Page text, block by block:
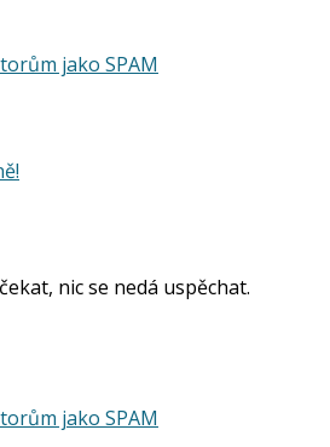
jako SPAM
nic se nedá uspěchat.
jako SPAM